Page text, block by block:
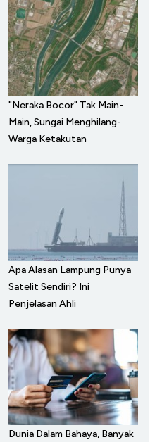
"Neraka Bocor" Tak Main-
Main, Sungai Menghilang-
Warga Ketakutan
Apa Alasan Lampung Punya
Satelit Sendiri? Ini
Penjelasan Ahli
Dunia Dalam Bahaya, Banyak